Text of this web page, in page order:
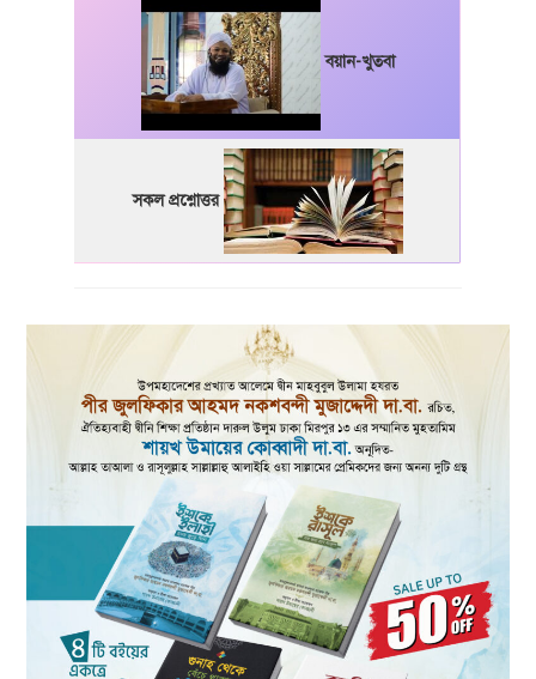
বয়ান-খুতবা
সকল প্রশ্নোত্তর